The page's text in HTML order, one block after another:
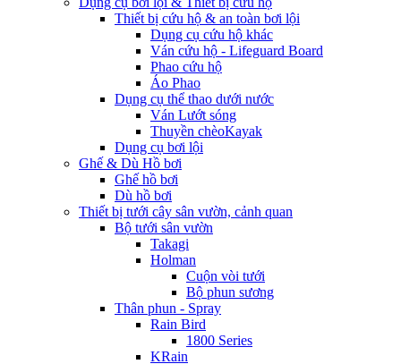
Thiết bị cứu hộ & an toàn bơi lội
Dụng cụ cứu hộ khác
Ván cứu hộ - Lifeguard Board
Phao cứu hộ
Áo Phao
Dụng cụ thể thao dưới nước
Ván Lướt sóng
Thuyền chèoKayak
Dụng cụ bơi lội
Ghế & Dù Hồ bơi
Ghế hồ bơi
Dù hồ bơi
Thiết bị tưới cây sân vườn, cảnh quan
Bộ tưới sân vườn
Takagi
Holman
Cuộn vòi tưới
Bộ phun sương
Thân phun - Spray
Rain Bird
1800 Series
KRain